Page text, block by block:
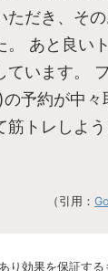
ただき、そ
。 あと良い
ています。
予約が中々
筋トレしよ
（引用：
り効果を保証する